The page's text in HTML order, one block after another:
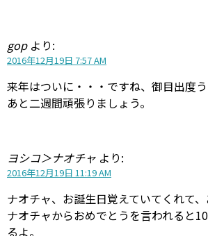
gop より:
2016年12月19日 7:57 AM
来年はついに・・・ですね、御目出度う
あと二週間頑張りましょう。
ヨシコ＞ナオチャ より:
2016年12月19日 11:19 AM
ナオチャ、お誕生日覚えていてくれて、
ナオチャからおめでとうを言われると
るよ。